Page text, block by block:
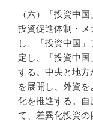
（六）「投資中
投資促進体制・
し、「投資中国
定し、「投資中
する。中央と地
を展開し、外資
化を推進する。自
て、差異化投資